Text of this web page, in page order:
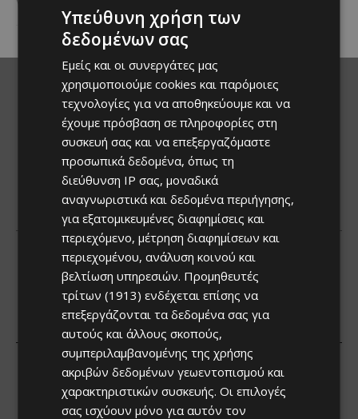
Υπεύθυνη χρήση των
δεδομένων σας
Εμείς και οι συνεργάτες μας
χρησιμοποιούμε cookies και παρόμοιες
τεχνολογίες για να αποθηκεύουμε και να
έχουμε πρόσβαση σε πληροφορίες στη
συσκευή σας και να επεξεργαζόμαστε
προσωπικά δεδομένα, όπως τη
διεύθυνση IP σας, μοναδικά
αναγνωριστικά και δεδομένα περιήγησης,
για εξατομικευμένες διαφημίσεις και
περιεχόμενο, μέτρηση διαφημίσεων και
περιεχομένου, ανάλυση κοινού και
βελτίωση υπηρεσιών. Προμηθευτές
τρίτων (1913) ενδέχεται επίσης να
επεξεργάζονται τα δεδομένα σας για
αυτούς και άλλους σκοπούς,
συμπεριλαμβανομένης της χρήσης
ακριβών δεδομένων γεωεντοπισμού και
χαρακτηριστικών συσκευής. Οι επιλογές
σας ισχύουν μόνο για αυτόν τον